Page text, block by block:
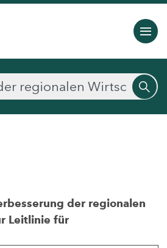
der regionalen
Leitlinie für